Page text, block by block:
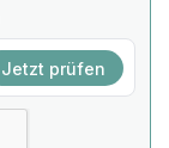
Jetzt prüfen